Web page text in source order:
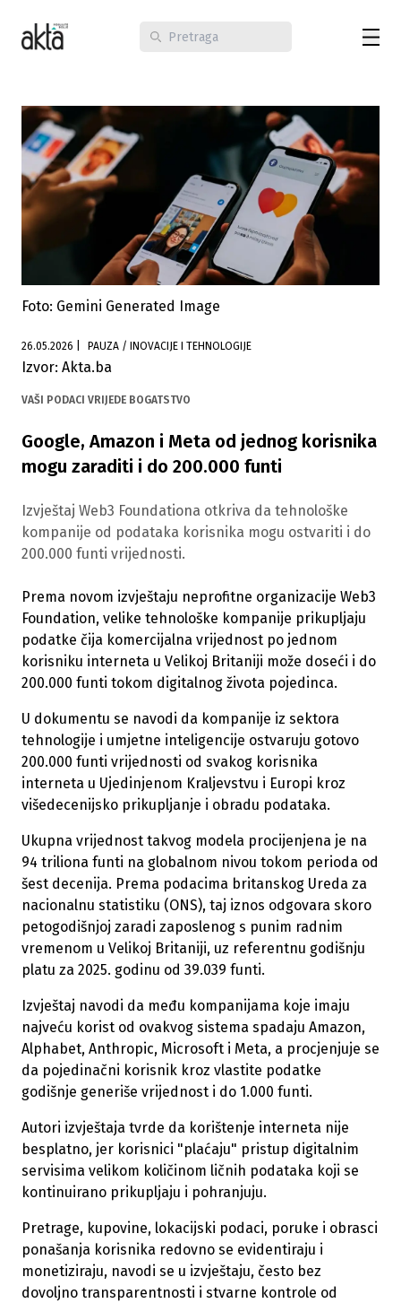
Foto: Gemini Generated Image
26.05.2026 PAUZA / INOVACIJE I TEHNOLOGIJE
Izvor: Akta.ba
VAŠI PODACI VRIJEDE BOGATSTVO
Google, Amazon i Meta od jednog korisnika
mogu zaraditi i do 200.000 funti
Izvještaj Web3 Foundationa otkriva da tehnološke
kompanije od podataka korisnika mogu ostvariti i do
200.000 funti vrijednosti.
Prema novom izvještaju neprofitne organizacije Web3
Foundation, velike tehnološke kompanije prikupljaju
podatke čija komercijalna vrijednost po jednom
korisniku interneta u Velikoj Britaniji može doseći i do
200.000 funti tokom digitalnog života pojedinca.
U dokumentu se navodi da kompanije iz sektora
tehnologije i umjetne inteligencije ostvaruju gotovo
200.000 funti vrijednosti od svakog korisnika
interneta u Ujedinjenom Kraljevstvu i Europi kroz
višedecenijsko prikupljanje i obradu podataka.
Ukupna vrijednost takvog modela procijenjena je na
94 triliona funti na globalnom nivou tokom perioda od
šest decenija. Prema podacima britanskog Ureda za
nacionalnu statistiku (ONS), taj iznos odgovara skoro
petogodišnjoj zaradi zaposlenog s punim radnim
vremenom u Velikoj Britaniji, uz referentnu godišnju
platu za 2025. godinu od 39.039 funti.
Izvještaj navodi da među kompanijama koje imaju
najveću korist od ovakvog sistema spadaju Amazon,
Alphabet, Anthropic, Microsoft i Meta, a procjenjuje se
da pojedinačni korisnik kroz vlastite podatke
godišnje generiše vrijednost i do 1.000 funti.
Autori izvještaja tvrde da korištenje interneta nije
besplatno, jer korisnici "plaćaju" pristup digitalnim
servisima velikom količinom ličnih podataka koji se
kontinuirano prikupljaju i pohranjuju.
Pretrage, kupovine, lokacijski podaci, poruke i obrasci
ponašanja korisnika redovno se evidentiraju i
monetiziraju, navodi se u izvještaju, često bez
dovoljno transparentnosti i stvarne kontrole od